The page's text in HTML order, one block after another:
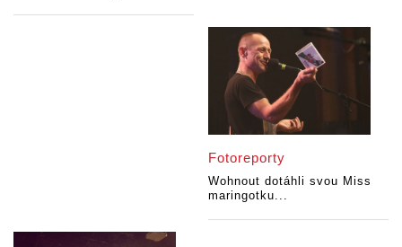
Fotoreporty
Wohnout dotáhli svou Miss
maringotku...